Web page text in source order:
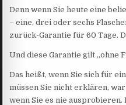
Denn wenn Sie heute eine
– eine, drei oder sechs
zurück-Garantie für 60 Tage.
Und diese Garantie gilt „ohne
Das heißt, wenn Sie sich für
müssen Sie nicht erklären,
wenn Sie es nie